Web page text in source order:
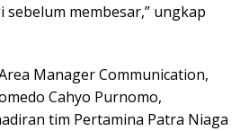
membesar,” ungkap
Manager Communication,
Cahyo Purnomo,
tim Pertamina Patra Niaga